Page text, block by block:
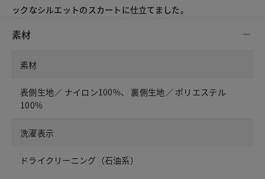
ックなシルエットのスカートに仕立てました。
素材
素材
表側生地／ ナイロン100%、 裏側生地／ ポリエステル
100%
洗濯表示
ドライクリーニング（石油系）